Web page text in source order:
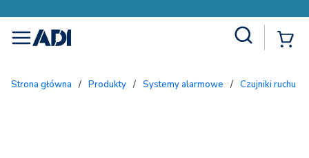
menu
Strona główna / Produkty / Systemy alarmowe / Czujniki ruchu